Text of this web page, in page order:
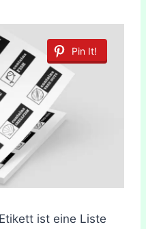
Pin It!
ist eine Liste